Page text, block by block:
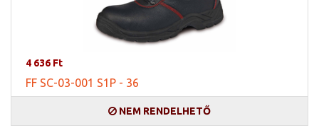
4 636 Ft
FF SC-03-001 S1P - 36
NEM RENDELHETŐ